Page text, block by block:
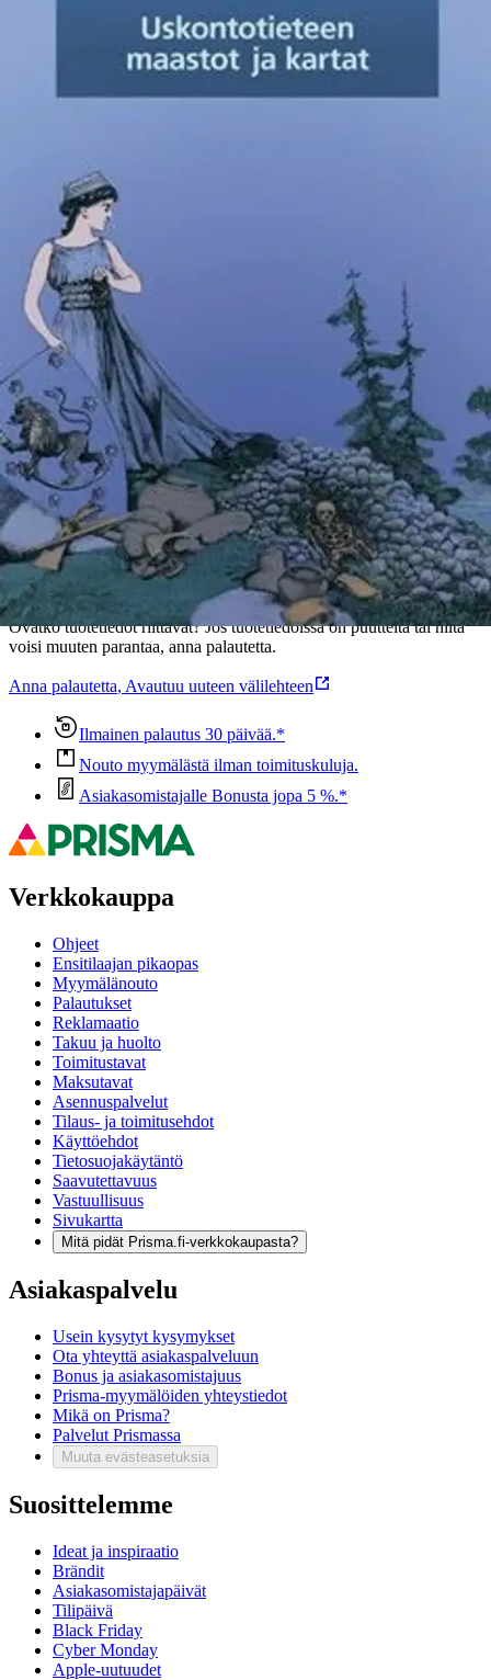
Tuotekuvaus
Uskontotieteen maastot ja kartat tarjoaa näkökulman
uskontotieteeseen akateemisena tieteenalana sekä haasteisiin, joita
tieteenalan harjoittajat kohtaavat nykypäivän maailmassa
pyrkiessään ymmärtämään ja selittämään uskontojen, uskonnollisten
ja hengellisten ilmiöiden vaihtelevia maastoja. Teos osoittaa tekijän
kehittämän pyhä-teorian ja Suomea koskevan aineiston avulla miksi
maantieteellä on ollut kautta aikojen merkitystä myös
uskonnontutkimuksessa.
Kirja on tarkoitettu uskontotieteen,
kulttuurintutkimuksen ja teologisten oppiaineiden oppikirjaksi sekä
johdatukseksi kaikille aiheesta kiinnostuneille.
Näytä lisää tuotekuvausta
Ominaisuudet
Oletko tyytyväinen tuotetietoihin?
Ovatko tuotetiedot riittävät? Jos tuotetiedoissa on puutteita tai niitä
voisi muuten parantaa, anna palautetta.
Anna palautetta, Avautuu uuteen välilehteen
Ilmainen palautus 30 päivää.*
Nouto myymälästä ilman toimituskuluja.
Asiakasomistajalle Bonusta jopa 5 %.*
Verkkokauppa
Ohjeet
Ensitilaajan pikaopas
Myymälänouto
Palautukset
Reklamaatio
Takuu ja huolto
Toimitustavat
Maksutavat
Asennuspalvelut
Tilaus- ja toimitusehdot
Käyttöehdot
Tietosuojakäytäntö
Saavutettavuus
Vastuullisuus
Sivukartta
Mitä pidät Prisma.fi-verkkokaupasta?
Asiakaspalvelu
Usein kysytyt kysymykset
Ota yhteyttä asiakaspalveluun
Bonus ja asiakasomistajuus
Prisma-myymälöiden yhteystiedot
Mikä on Prisma?
Palvelut Prismassa
Muuta evästeasetuksia
Suosittelemme
Ideat ja inspiraatio
Brändit
Asiakasomistajapäivät
Tilipäivä
Black Friday
Cyber Monday
Apple-uutuudet